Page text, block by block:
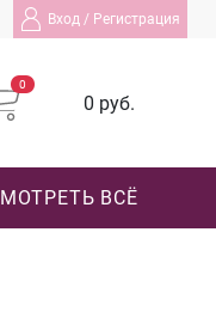
Вход / Регистрация
0
0 руб.
ВСЁ